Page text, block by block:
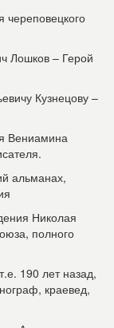
череповецкого
Лошков – Герой
Кузнецову –
Вениамина
альманах,
Николая
полного
190 лет назад,
краевед,